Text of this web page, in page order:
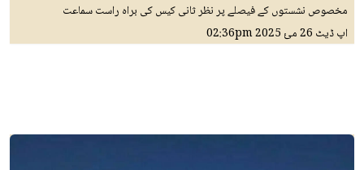
مخصوص نشستوں کے فیصلے پر نظر ثانی کیس کی براہ راست سماعت
اپ ڈیٹ 26 مئ 2025 02:36pm